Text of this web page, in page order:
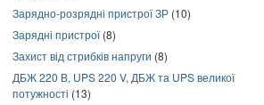
Зарядно-розрядні пристрої ЗР (10)
Зарядні пристрої(8)
Захист від стрибків напруги (8)
ДБЖ 220 В, UPS 220 V, ДБЖ та UPS великої
потужності (13)